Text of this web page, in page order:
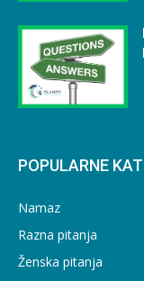
POPULARNE
Namaz
Razna pitanja
Ženska pitanja